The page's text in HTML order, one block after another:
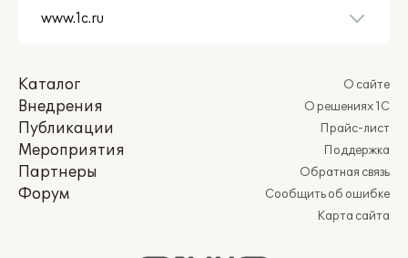
Каталог
Внедрения
Публикации
Мероприятия
Партнеры
Форум
О сайте
О решениях 1С
Прайс-лист
Поддержка
Обратная связь
Сообщить об ошибке
Карта сайта